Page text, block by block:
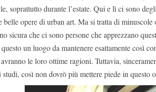
soprattutto durante l’estate. Qui e lì ci sono
belle opere di urban art. Ma si tratta di minuscole
sicura che ci sono persone che apprezzano
un luogo da mantenere esattamente così
le loro ottime ragioni. Tuttavia,
così non dovrò più mettere piede in questo